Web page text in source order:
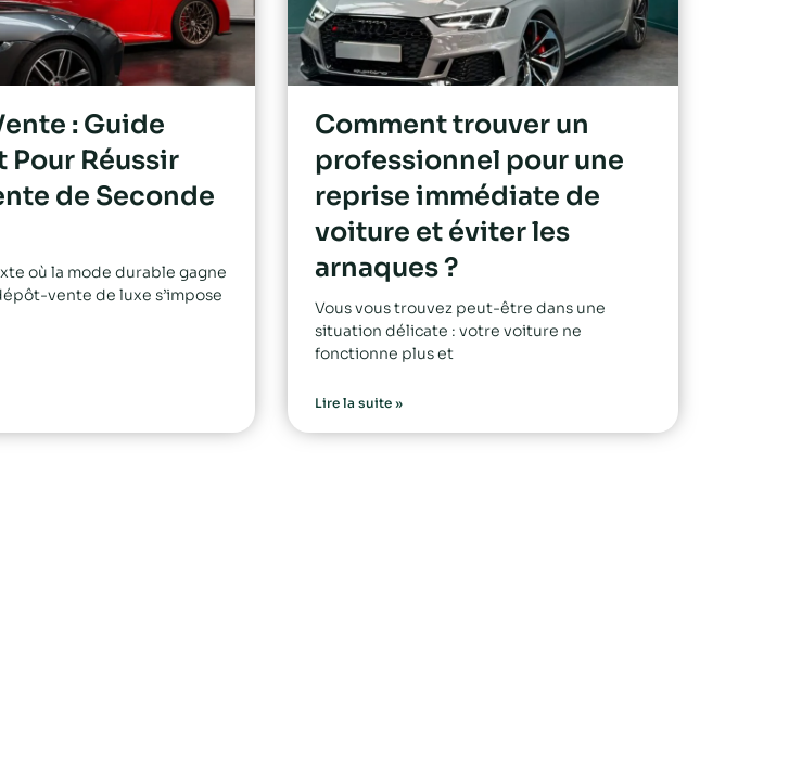
: Guide
Pour Réussir
de Seconde
où la mode durable gagne
vente de luxe s’impose
Comment trouver un
professionnel pour une
reprise immédiate de
voiture et éviter les
arnaques ?
Vous vous trouvez peut-être dans une
situation délicate : votre voiture ne
fonctionne plus et
Lire la suite »